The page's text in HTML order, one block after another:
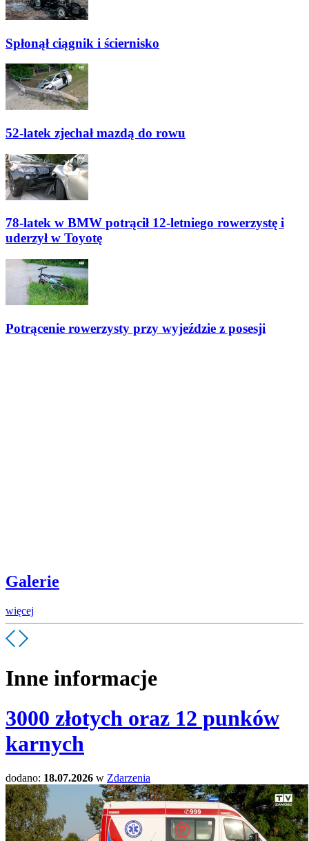
Spłonął ciągnik i ściernisko
52-latek zjechał mazdą do rowu
78-latek w BMW potrącił 12-letniego rowerzystę i
uderzył w Toyotę
Potrącenie rowerzysty przy wyjeździe z posesji
Galerie
więcej
Inne informacje
3000 złotych oraz 12 punków
karnych
dodano: 18.07.2026 w Zdarzenia